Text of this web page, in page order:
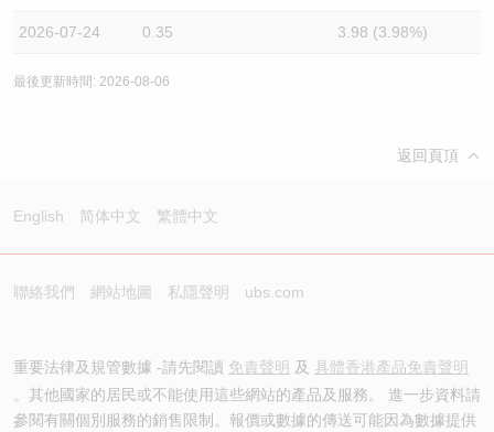
2026-07-24 0.35 3.98 (3.98%)
最後更新時間: 2026-08-06
返回頁頂
English 简体中文 繁體中文
聯絡我們 網站地圖 私隱聲明 ubs.com
重要法律及規管數據 -請先閱讀 免責聲明 及 具體香港產品免責聲明
。其他國家的居民或不能使用這些網站的產品及服務。 進一步資料請
參閱有關個別服務的銷售限制。報價或數據的傳送可能因為數據提供